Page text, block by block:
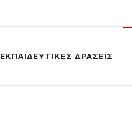
ΕΚΠΑΙΔΕΥΤΙΚΕΣ ΔΡΑΣΕΙΣ